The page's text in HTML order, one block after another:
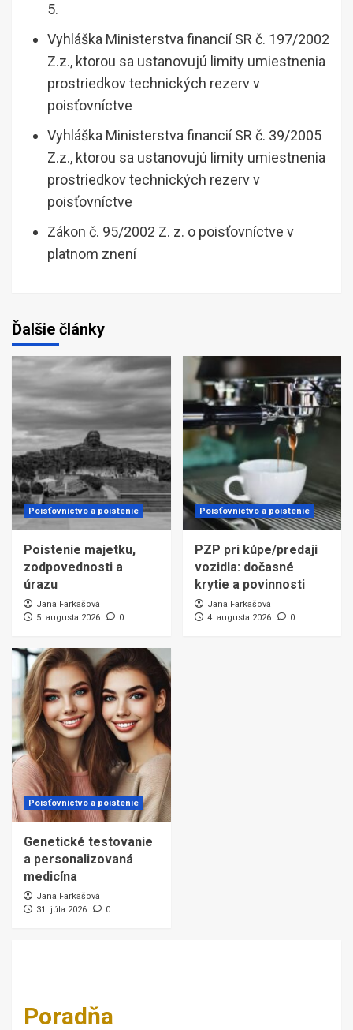
5.
Vyhláška Ministerstva financií SR č. 197/2002
Z.z., ktorou sa ustanovujú limity umiestnenia
prostriedkov technických rezerv v
poisťovníctve
Vyhláška Ministerstva financií SR č. 39/2005
Z.z., ktorou sa ustanovujú limity umiestnenia
prostriedkov technických rezerv v
poisťovníctve
Zákon č. 95/2002 Z. z. o poisťovníctve v
platnom znení
Ďalšie články
Poisťovníctvo a poistenie
Poistenie majetku,
zodpovednosti a
úrazu
Jana Farkašová
5. augusta 2026
0
Poisťovníctvo a poistenie
PZP pri kúpe/predaji
vozidla: dočasné
krytie a povinnosti
Jana Farkašová
4. augusta 2026
0
Poisťovníctvo a poistenie
Genetické testovanie
a personalizovaná
medicína
Jana Farkašová
31. júla 2026
0
Poradňa